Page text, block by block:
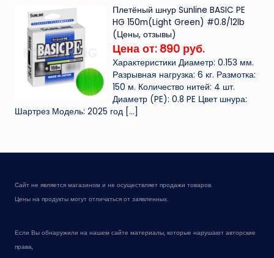
Плетёный шнур Sunline BASIC PE
HG 150m(Light Green) #0.8/12lb
(Цены, отзывы)
Цена от: 890 руб.
Характеристики Диаметр: 0.153 мм.
Разрывная нагрузка: 6 кг. Размотка:
150 м. Количество нитей: 4 шт.
Диаметр (PE): 0.8 PE Цвет шнура:
Шартрез Модель: 2025 год […]
Сайт не является магазином и не осуществляет продажи товаров.
Цены на продукты могут отличаться от заявленных.
Если Вы обнаружили на нашем сайте материалы, которые нарушают авторские
права,